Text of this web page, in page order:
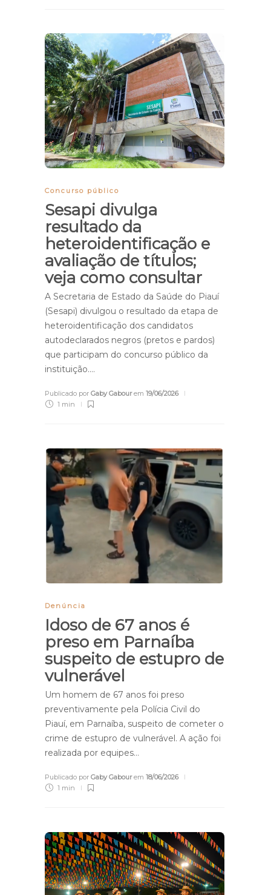
Concurso público
Sesapi divulga
resultado da
heteroidentificação e
avaliação de títulos;
veja como consultar
A Secretaria de Estado da Saúde do Piauí
(Sesapi) divulgou o resultado da etapa de
heteroidentificação dos candidatos
autodeclarados negros (pretos e pardos)
que participam do concurso público da
instituição….
Publicado por Gaby Gabourem 19/06/2026
1 min
Denúncia
Idoso de 67 anos é
preso em Parnaíba
suspeito de estupro de
vulnerável
Um homem de 67 anos foi preso
preventivamente pela Polícia Civil do
Piauí, em Parnaíba, suspeito de cometer o
crime de estupro de vulnerável. A ação foi
realizada por equipes…
Publicado por Gaby Gabourem 18/06/2026
1 min